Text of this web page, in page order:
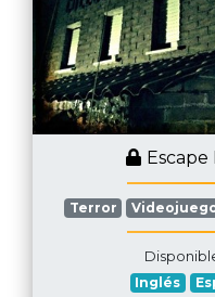
Escape
Terror
Inglés